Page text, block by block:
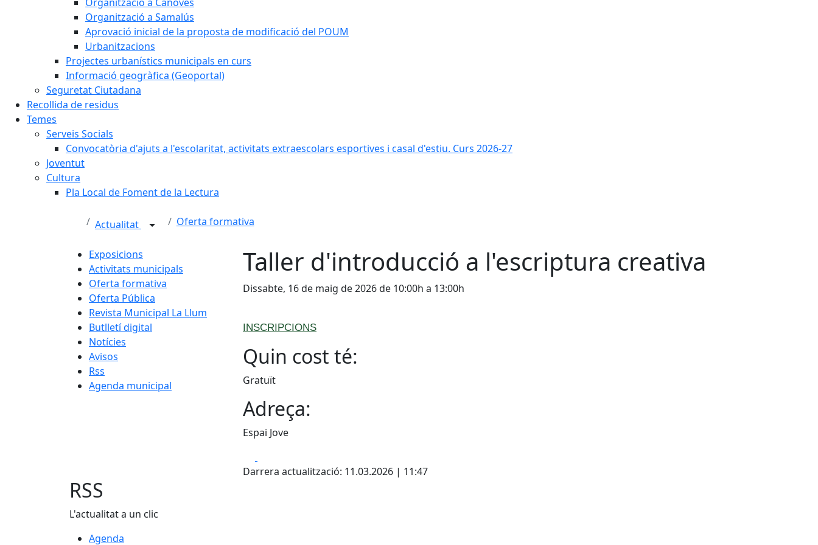
Organització a Samalús
Aprovació inicial de la proposta de modificació del POUM
Urbanitzacions
Projectes urbanístics municipals en curs
Informació geogràfica (Geoportal)
Seguretat Ciutadana
Recollida de residus
Temes
Serveis Socials
Convocatòria d'ajuts a l'escolaritat, activitats extraescolars esportives i casal d'estiu. Curs 2026-27
Joventut
Cultura
Pla Local de Foment de la Lectura
Actualitat Oferta formativa
Exposicions
Activitats municipals
Oferta formativa
Oferta Pública
Revista Municipal La Llum
Butlletí digital
Notícies
Avisos
Rss
Agenda municipal
Taller d'introducció a l'escriptura creativa
Dissabte, 16 de maig de 2026 de 10:00h a 13:00h
INSCRIPCIONS
Quin cost té:
Gratuït
Adreça:
Espai Jove
Darrera actualització: 11.03.2026 | 11:47
RSS
L'actualitat a un clic
Agenda